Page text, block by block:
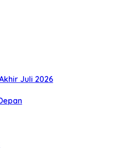
Juli 2026